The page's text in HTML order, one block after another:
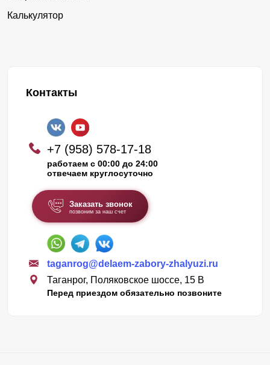
Калькулятор
Контакты
+7 (958) 578-17-18
работаем с 00:00 до 24:00
отвечаем круглосуточно
Заказать звонок
позвоним за наш счет
taganrog@delaem-zabory-zhalyuzi.ru
Таганрог, Поляковское шоссе, 15 В
Перед приездом обязательно позвоните